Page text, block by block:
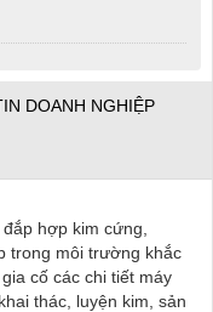
DOANH NGHIỆP
hợp kim cứng,
trong môi trường khắc
cố các chi tiết máy
thác, luyện kim, sản